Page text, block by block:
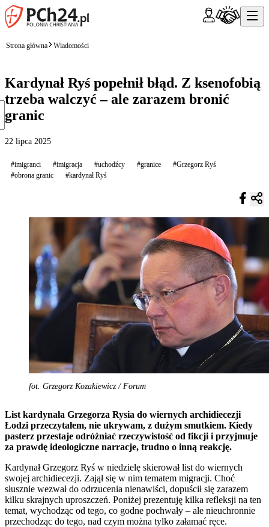
Strona główna Wiadomości
Kardynał Ryś popełnił błąd. Z ksenofobią
trzeba walczyć – ale zarazem bronić
granic
22 lipca 2025
#imigranci #imigracja #uchodźcy #granice
#Grzegorz Ryś
#obrona granic
#kardynał Ryś
fot. Grzegorz Kozakiewicz / Forum
List kardynała Grzegorza Rysia do wiernych archidiecezji
Łodzi przeczytałem, nie ukrywam, z dużym smutkiem. Kiedy
pasterz przestaje odróżniać rzeczywistość od fikcji i przyjmuje
za prawdę ideologiczne narracje, trudno o inną reakcję.
Kardynał Grzegorz Ryś w niedzielę skierował list do wiernych
swojej archidiecezji. Zajął się w nim tematem migracji. Choć
słusznie wezwał do odrzucenia nienawiści, dopuścił się zarazem
kilku skrajnych uproszczeń. Poniżej prezentuję kilka refleksji na ten
temat, wychodząc od tego, co godne pochwały – ale nieuchronnie
przechodząc do tego, nad czym można tylko załamać ręce.